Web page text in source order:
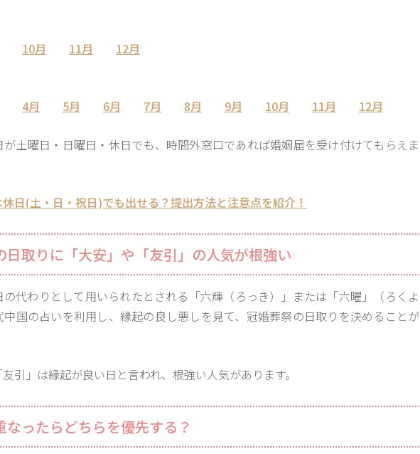
10月 11月 12月
4月 5月 6月 7月 8月 9月 10月 11月 12月
土曜日・日曜日・休日でも、時間外窓口であれば婚姻届を受け付けてもらえま
日(土・日・祝日)でも出せる？提出方法と注意点を紹介！
日取りに「大安」や「友引」の人気が根強い
代わりとして用いられたとされる「六輝（ろっき）」または「六曜」（ろくよ
中国の占いを利用し、縁起の良し悪しを見て、冠婚葬祭の日取りを決めることが
引」は縁起が良い日と言われ、根強い人気があります。
なったらどちらを優先する？